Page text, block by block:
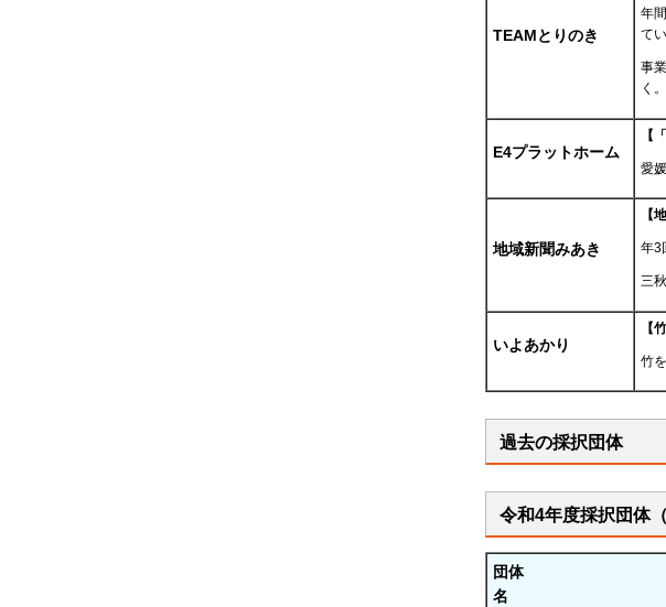
TEAMとりのき
年
て
事
く。
E4プラットホーム
【
愛
地域新聞みあき
【
年3
三
いよあかり
【
竹
過去の採択団体
令和4年度採択団体（
団体